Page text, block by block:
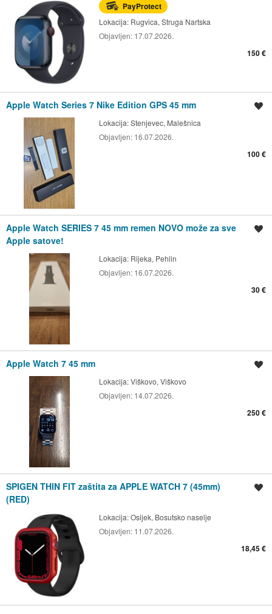
PayProtect
Lokacija: Rugvica, Struga Nartska
Objavljen: 17.07.2026.
150 €
Apple Watch Series 7 Nike Edition GPS 45 mm
Lokacija:Stenjevec, Malešnica
Objavljen: 16.07.2026.
100 €
Apple Watch SERIES 7 45 mm remen NOVO može za sve
Apple satove!
Lokacija: Rijeka, Pehlin
Objavljen: 16.07.2026.
30 €
Apple Watch 7 45 mm
Lokacija:Viškovo, Viškovo
Objavljen: 14.07.2026.
250 €
SPIGEN THIN FIT zaštita za APPLE WATCH 7 (45mm)
(RED)
Lokacija:Osijek, Bosutsko naselje
Objavljen: 11.07.2026.
18,45 €